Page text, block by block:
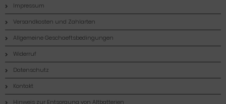
Impressum
Versandkosten und Zahlarten
Allgemeine Geschaeftsbedingungen
Widerruf
Datenschutz
Kontakt
Hinweis zur Entsorgung von Altbatterien